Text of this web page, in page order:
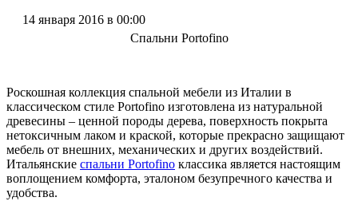
14 января 2016 в 00:00
Спальни Portofino
Роскошная коллекция спальной мебели из Италии в
классическом стиле Portofino изготовлена из натуральной
древесины – ценной породы дерева, поверхность покрыта
нетоксичным лаком и краской, которые прекрасно защищают
мебель от внешних, механических и других воздействий.
Итальянские спальни Portofino классика является настоящим
воплощением комфорта, эталоном безупречного качества и
удобства.